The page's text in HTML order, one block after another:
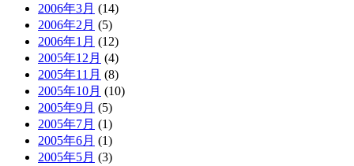
2006年3月 (14)
2006年2月 (5)
2006年1月 (12)
2005年12月 (4)
2005年11月 (8)
2005年10月 (10)
2005年9月 (5)
2005年7月 (1)
2005年6月 (1)
2005年5月 (3)